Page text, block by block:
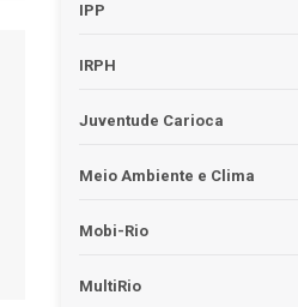
IPP
IRPH
Juventude Carioca
Meio Ambiente e Clima
Mobi-Rio
MultiRio